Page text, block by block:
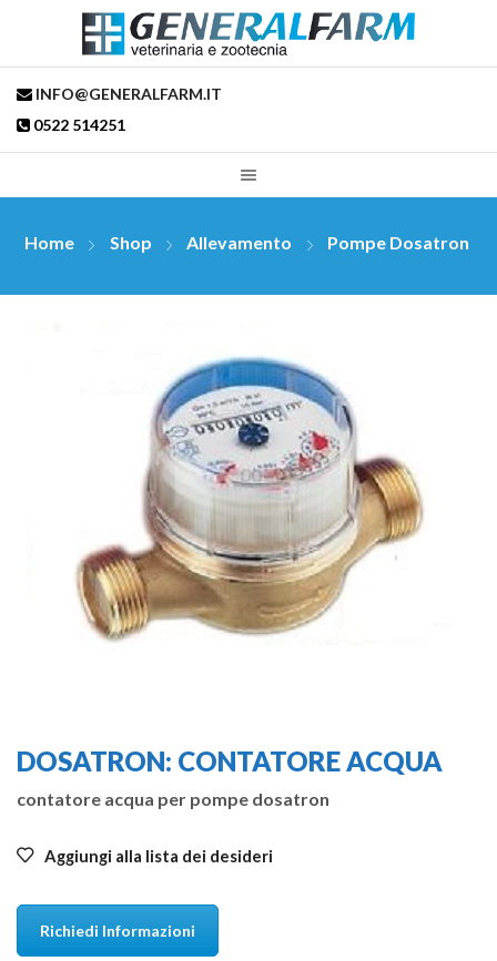
INFO@GENERALFARM.IT
0522 514251
Home Shop Allevamento Pompe Dosatron
DOSATRON: CONTATORE ACQUA
contatore acqua per pompe dosatron
Aggiungi alla lista dei desideri
Richiedi Informazioni